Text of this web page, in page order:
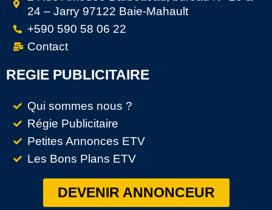
24 – Jarry 97122 Baie-Mahault
+590 590 58 06 22
Contact
REGIE PUBLICITAIRE
Qui sommes nous ?
Régie Publicitaire
Petites Annonces ETV
Les Bons Plans ETV
DEVENIR ANNONCEUR